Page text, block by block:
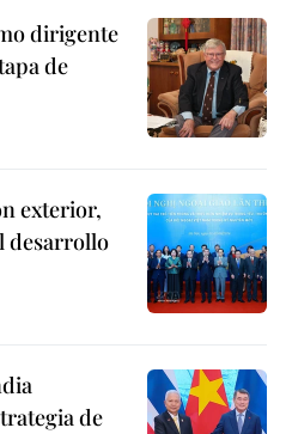
dirigente
de
exterior,
desarrollo
de